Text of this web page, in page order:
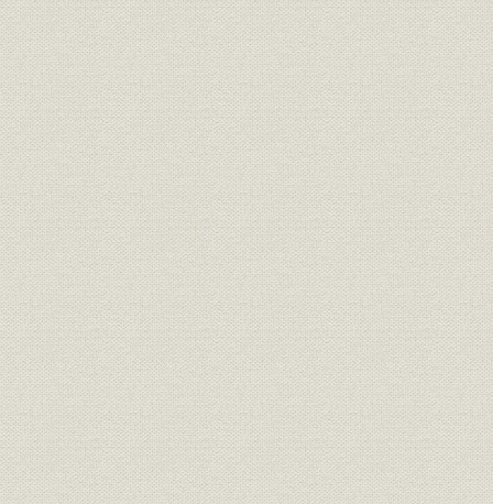
一一、 パルプ工場を背景に発展した樺太の町々
一二、 藤原社長の御前講演
一三、 三社合併記念事業
第三章 藤原銀次郎時代纂録
一、 海外視察を命ぜられた人々
二、 井上販売課長と坂内工場長の独断
三、 蘆パルプ製造の嚆矢
四、 小笠原菊次郎の度量と温情
五、 藤原専務と邦文タイプライター
六、 朝鮮製紙の廃液温泉プール
七、 藤原専務の洋行みやげ一皿主義